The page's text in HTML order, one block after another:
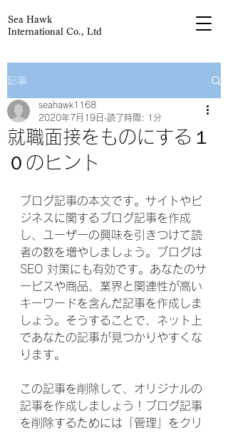
Sea Hawk
International Co., Ltd
記事
就職面接をものにする１
０のヒント
seahawk1168
2020年7月19日 読了時間: 1分
ブログ記事の本文です。サイトやビ
ジネスに関するブログ記事を作成
し、ユーザーの興味を引きつけて読
者の数を増やしましょう。ブログは
SEO 対策にも有効です。あなたのサ
ービスや商品、業界と関連性が高い
キーワードを含んだ記事を作成しま
しょう。そうすることで、ネット上
であなたの記事が見つかりやすくな
ります。
この記事を削除して、オリジナルの
記事を作成しましょう！ブログ記事
を削除するためには「管理」をクリ